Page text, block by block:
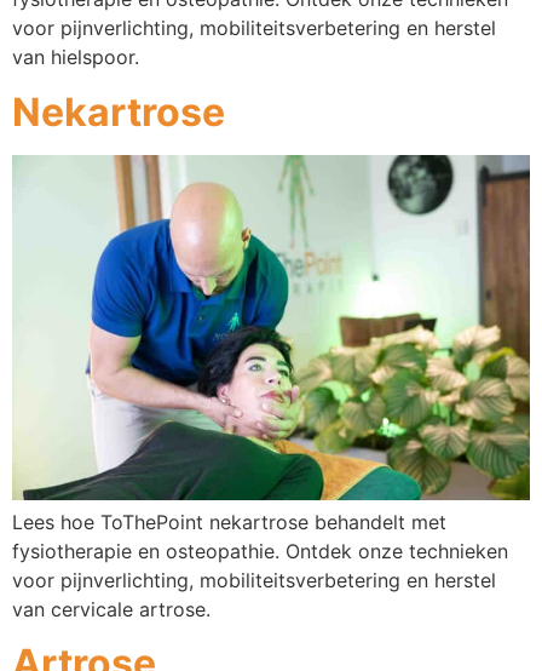
voor pijnverlichting, mobiliteitsverbetering en herstel
van hielspoor.
Nekartrose
Lees hoe ToThePoint nekartrose behandelt met
fysiotherapie en osteopathie. Ontdek onze technieken
voor pijnverlichting, mobiliteitsverbetering en herstel
van cervicale artrose.